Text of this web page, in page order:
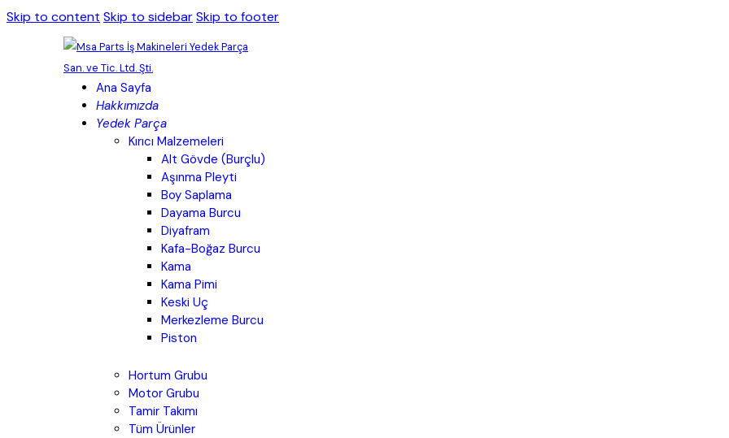
Skip to content Skip to sidebarSkip to footer
Ana Sayfa
Hakkımızda
Yedek Parça
Kırıcı Malzemeleri
Alt Gövde (Burçlu)
Aşınma Pleyti
Boy Saplama
Dayama Burcu
Diyafram
Kafa-Boğaz Burcu
Kama
Kama Pimi
Keski Uç
Merkezleme Burcu
Piston
Hortum Grubu
Motor Grubu
Tamir Takımı
Tüm Ürünler